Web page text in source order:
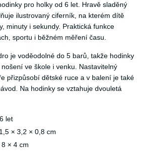
pro holky od 6 let. Hravě sladěný
ilustrovaný ciferník, na kterém dítě
minuty i sekundy. Praktická funkce
sportu i běžném měření času.
je voděodolné do 5 barů, takže hodinky
ve škole i venku. Nastavitelný
přizpůsobí dětské ruce a v balení je také
Na hodinky se vztahuje dvouletá
let
× 3,2 × 0,8 cm
× 4 cm